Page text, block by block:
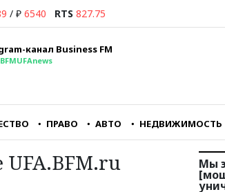
/ ₽ 6540 RTS 827.75
канал Business FM
ПРАВО АВТО НЕДВИЖИМОСТЬ
Если подумать, что
завтра, может, и не
Мы